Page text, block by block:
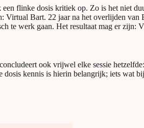
flinke dosis kritiek op. Zo is het niet
Bart. 22 jaar na het overlijden
te werk gaan. Het resultaat mag er zijn:
ook vrijwel elke sessie
kennis is hierin belangrijk; iets wat